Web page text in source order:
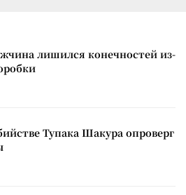
лишился конечностей из-
Тупака Шакура опроверг